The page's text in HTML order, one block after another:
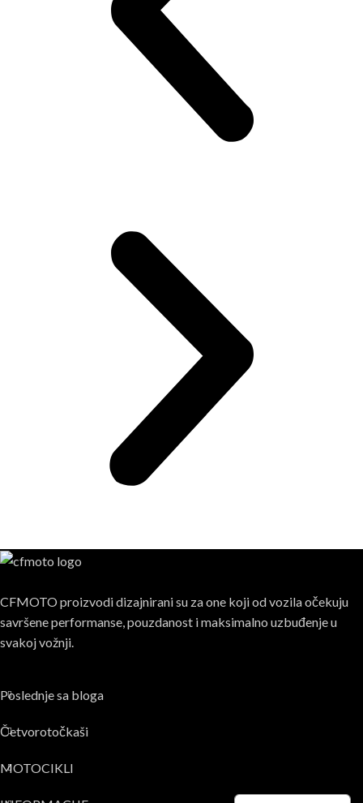
CFMOTO proizvodi dizajnirani su za one koji od vozila očekuju
savršene performanse, pouzdanost i maksimalno uzbuđenje u
svakoj vožnji.
Poslednje sa bloga
Četvorotočkaši
MOTOCIKLI